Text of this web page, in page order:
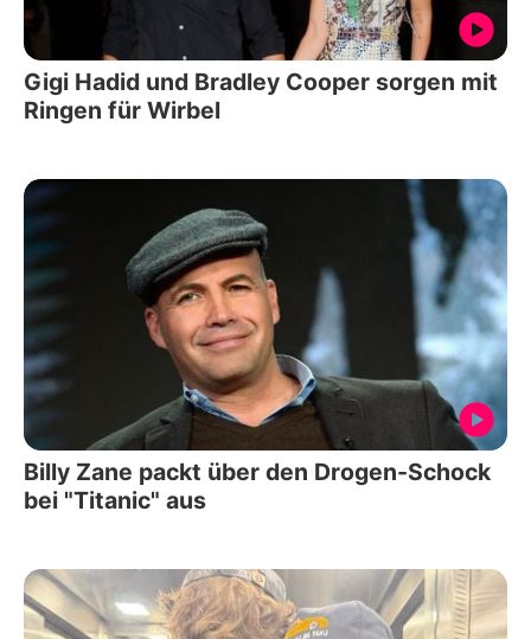
Gigi Hadid und Bradley Cooper sorgen mit
Ringen für Wirbel
Billy Zane packt über den Drogen-Schock
bei "Titanic" aus